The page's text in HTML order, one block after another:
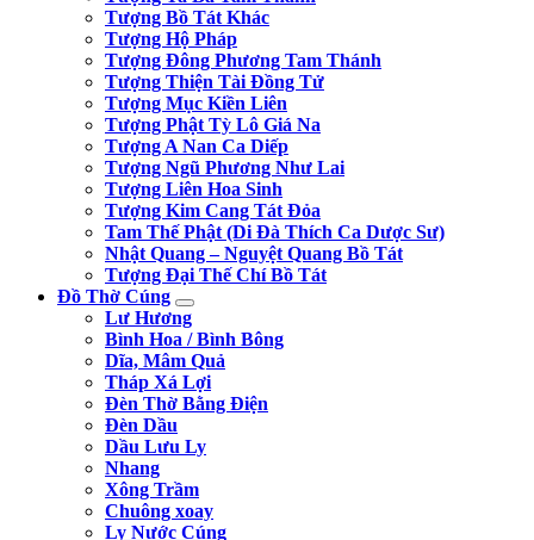
Tượng Bồ Tát Khác
Tượng Hộ Pháp
Tượng Đông Phương Tam Thánh
Tượng Thiện Tài Đồng Tử
Tượng Mục Kiền Liên
Tượng Phật Tỳ Lô Giá Na
Tượng A Nan Ca Diếp
Tượng Ngũ Phương Như Lai
Tượng Liên Hoa Sinh
Tượng Kim Cang Tát Đỏa
Tam Thế Phật (Di Đà Thích Ca Dược Sư)
Nhật Quang – Nguyệt Quang Bồ Tát
Tượng Đại Thế Chí Bồ Tát
Đồ Thờ Cúng
Lư Hương
Bình Hoa / Bình Bông
Dĩa, Mâm Quả
Tháp Xá Lợi
Đèn Thờ Bằng Điện
Đèn Dầu
Dầu Lưu Ly
Nhang
Xông Trầm
Chuông xoay
Ly Nước Cúng